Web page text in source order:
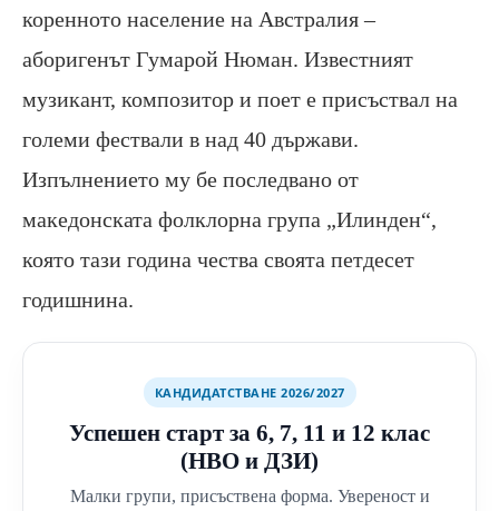
коренното население на Австралия –
аборигенът Гумарой Нюман. Известният
музикант, композитор и поет е присъствал на
големи фествали в над 40 държави.
Изпълнението му бе последвано от
македонската фолклорна група „Илинден“,
която тази година чества своята петдесет
годишнина.
КАНДИДАТСТВАНЕ 2026/2027
Успешен старт за 6, 7, 11 и 12 клас
(НВО и ДЗИ)
Малки групи, присъствена форма. Увереност и